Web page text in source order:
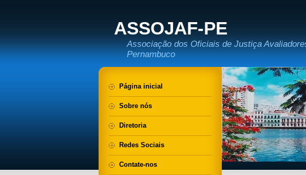
ASSOJAF-PE
Associação dos Oficiais de Justiça
Pernambuco
Página inicial
Sobre nós
Diretoria
Redes Sociais
Contate-nos